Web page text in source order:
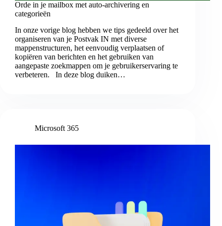
Orde in je mailbox met auto-archivering en
categorieën
In onze vorige blog hebben we tips gedeeld over het
organiseren van je Postvak IN met diverse
mappenstructuren, het eenvoudig verplaatsen of
kopiëren van berichten en het gebruiken van
aangepaste zoekmappen om je gebruikerservaring te
verbeteren. In deze blog duiken…
Microsoft 365